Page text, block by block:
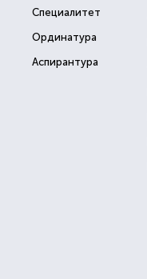
Специалитет
Ординатура
Аспирантура